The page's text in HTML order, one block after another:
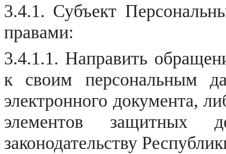
3.4.1. Субъект
правами:
3.4.1.1. Направить
к своим персональным
электронного документа,
элементов защитных
законодательству